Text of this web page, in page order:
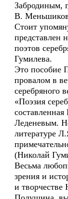
Забродиным,
В.
Стоит
представлен
поэтов
Гумилева.
Это пособие
провалом в
серебряного
«Поэзия
Леденевым.
литературе
(Николай
Весьма
зрения и
и